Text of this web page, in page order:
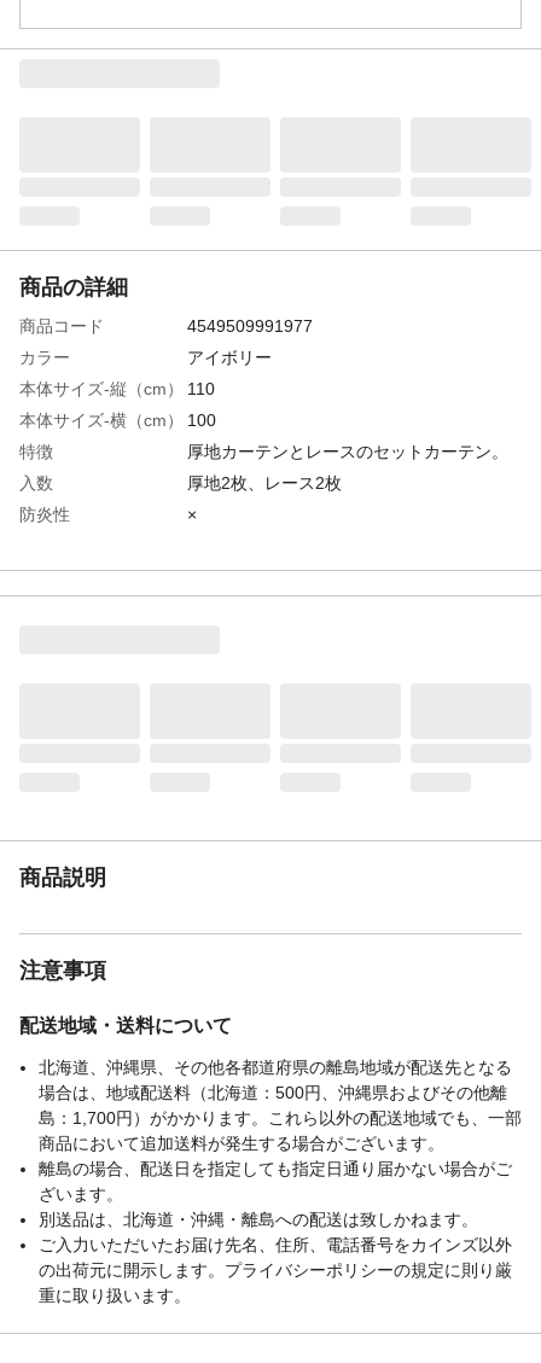
商品の詳細
商品コード
4549509991977
カラー
アイボリー
本体サイズ-縦（cm）
110
本体サイズ-横（cm）
100
特徴
厚地カーテンとレースのセットカーテン。
入数
厚地2枚、レース2枚
防炎性
×
遮音性
×
から陰干ししてください。
タンブル乾燥
繊維の組成
生産国
中国
フックの種類
Aフック
商品説明
注意事項
配送地域・送料について
北海道、沖縄県、その他各都道府県の離島地域が配送先となる
場合は、地域配送料（北海道：500円、沖縄県およびその他離
島：1,700円）がかかります。これら以外の配送地域でも、一部
商品において追加送料が発生する場合がございます。
離島の場合、配送日を指定しても指定日通り届かない場合がご
ざいます。
別送品は、北海道・沖縄・離島への配送は致しかねます。
ご入力いただいたお届け先名、住所、電話番号をカインズ以外
の出荷元に開示します。プライバシーポリシーの規定に則り厳
重に取り扱います。